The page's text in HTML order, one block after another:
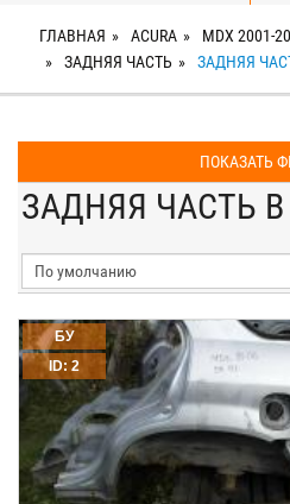
ГЛАВНАЯ ACURA MDX 2001-
ЗАДНЯЯ ЧАСТЬ
ЗАДНЯЯ
ПОКАЗАТЬ
ЗАДНЯЯ ЧАСТЬ
ID: 2
БУ